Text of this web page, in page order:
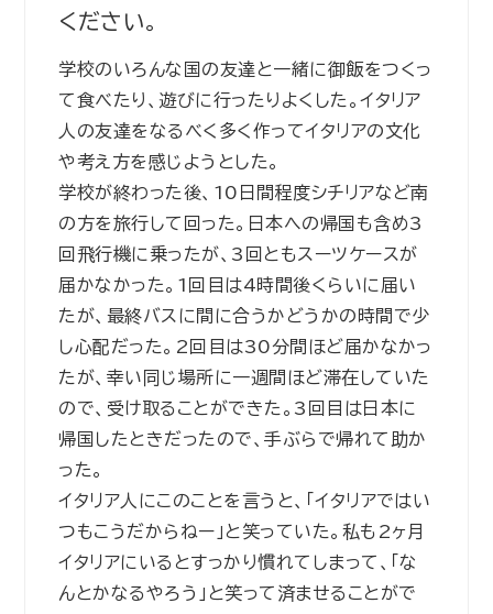
ください。
学校のいろんな国の友達と一緒に御飯をつくっ
て食べたり、遊びに行ったりよくした。イタリア
人の友達をなるべく多く作ってイタリアの文化
や考え方を感じようとした。
学校が終わった後、10日間程度シチリアなど南
の方を旅行して回った。日本への帰国も含め3
回飛行機に乗ったが、3回ともスーツケースが
届かなかった。1回目は4時間後くらいに届い
たが、最終バスに間に合うかどうかの時間で少
し心配だった。2回目は30分間ほど届かなかっ
たが、幸い同じ場所に一週間ほど滞在していた
ので、受け取ることができた。3回目は日本に
帰国したときだったので、手ぶらで帰れて助か
った。
イタリア人にこのことを言うと、「イタリアではい
つもこうだからねー」と笑っていた。私も2ヶ月
イタリアにいるとすっかり慣れてしまって、「な
んとかなるやろう」と笑って済ませることがで